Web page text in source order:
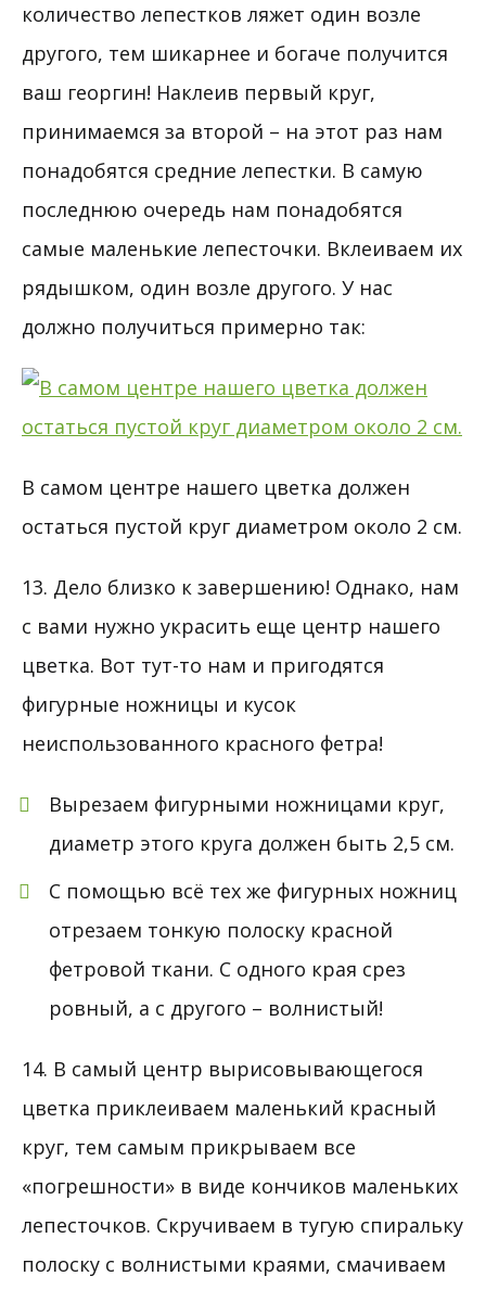
количество лепестков ляжет один возле
другого, тем шикарнее и богаче получится
ваш георгин! Наклеив первый круг,
принимаемся за второй – на этот раз нам
понадобятся средние лепестки. В самую
последнюю очередь нам понадобятся
самые маленькие лепесточки. Вклеиваем их
рядышком, один возле другого. У нас
должно получиться примерно так:
В самом центре нашего цветка должен
остаться пустой круг диаметром около 2 см.
13. Дело близко к завершению! Однако, нам
с вами нужно украсить еще центр нашего
цветка. Вот тут-то нам и пригодятся
фигурные ножницы и кусок
неиспользованного красного фетра!
Вырезаем фигурными ножницами круг,
диаметр этого круга должен быть 2,5 см.
С помощью всё тех же фигурных ножниц
отрезаем тонкую полоску красной
фетровой ткани. С одного края срез
ровный, а с другого – волнистый!
14. В самый центр вырисовывающегося
цветка приклеиваем маленький красный
круг, тем самым прикрываем все
«погрешности» в виде кончиков маленьких
лепесточков. Скручиваем в тугую спиральку
полоску с волнистыми краями, смачиваем